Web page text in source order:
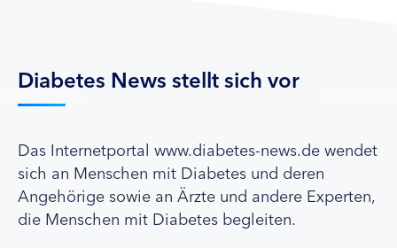
Diabetes News stellt sich vor
Das Internetportal www.diabetes-news.de wendet
sich an Menschen mit Diabetes und deren
Angehörige sowie an Ärzte und andere Experten,
die Menschen mit Diabetes begleiten.